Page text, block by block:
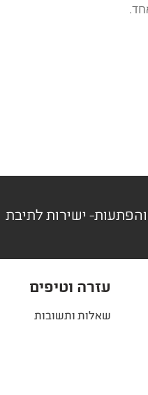
ישירות לתיבת
עזרה וטיפים
שאלות ותשובות